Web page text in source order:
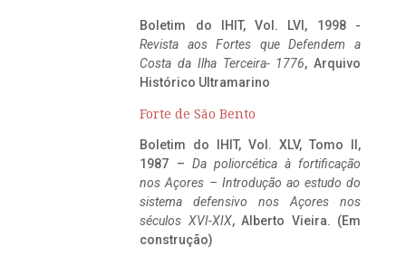
Boletim do IHIT, Vol. LVI, 1998 -
Revista aos Fortes que Defendem a
Costa da Ilha Terceira- 1776, Arquivo
Histórico Ultramarino
Forte de São Bento
Boletim do IHIT, Vol. XLV, Tomo II,
1987 – Da poliorcética à fortificação
nos Açores – Introdução ao estudo do
sistema defensivo nos Açores nos
séculos XVI-XIX, Alberto Vieira. (Em
construção)